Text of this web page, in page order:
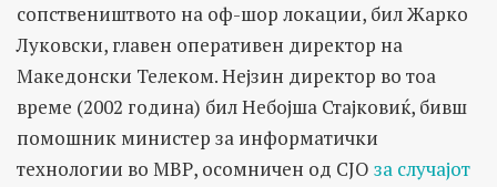
сопствеништвото на оф-шор локации, бил Жарко
Луковски, главен оперативен директор на
Македонски Телеком. Нејзин директор во тоа
време (2002 година) бил Небојша Стајковиќ, бивш
помошник министер за информатички
технологии во МВР, осомничен од СЈО за случајот